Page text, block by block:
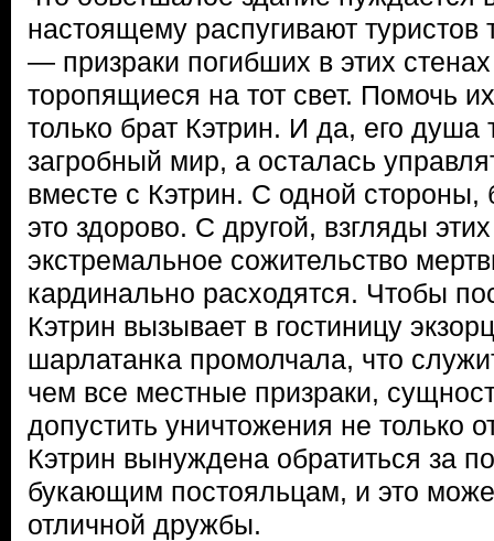
настоящему распугивают туристов
— призраки погибших в этих
торопящиеся на тот свет. Помочь
только брат Кэтрин. И да, его
загробный мир, а осталась
вместе с Кэтрин. С одной стороны,
это здорово. С другой, взгляды
экстремальное сожительство
кардинально расходятся. Чтобы
Кэтрин вызывает в гостиницу
шарлатанка промолчала, что
чем все местные призраки,
допустить уничтожения не только
Кэтрин вынуждена обратиться за
букающим постояльцам, и это
отличной дружбы.